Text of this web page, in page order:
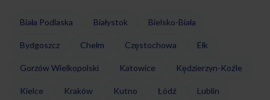
Biała Podlaska Białystok Bielsko-Biała
Bydgoszcz Chełm Częstochowa Ełk
Gorzów Wielkopolski Katowice Kędzierzyn-Koźle
Kielce Kraków Kutno Łódź Lublin